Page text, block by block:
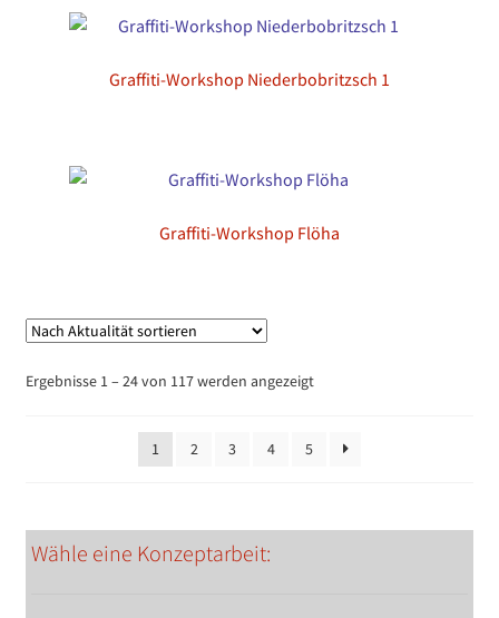
Graffiti-Workshop Niederbobritzsch 1
Graffiti-Workshop Flöha
Ergebnisse 1 – 24 von 117 werden angezeigtNach
1
2 3 4 5
Wähle eine Konzeptarbeit: